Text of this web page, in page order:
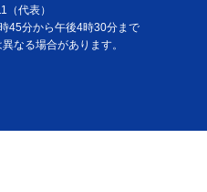
（代表）
45分から午後4時30分まで
なる場合があります。